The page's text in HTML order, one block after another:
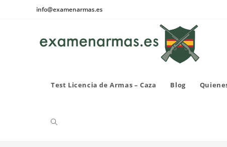
info@examenarmas.es
Test Licencia de Armas – Caza Blog
Alternar